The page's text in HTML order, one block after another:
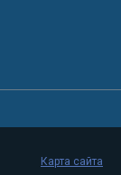
Карта сайта